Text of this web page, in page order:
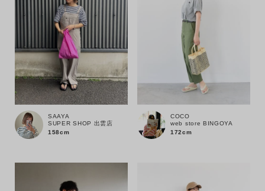
ブランド
SAAYA
SUPER SHOP 出雲店
158cm
COCO
web store BINGOYA
172cm